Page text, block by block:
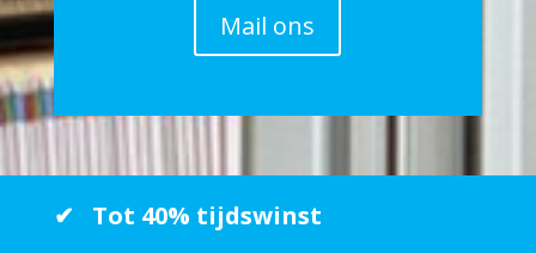
Mail ons
Tot 40% tijdswinst